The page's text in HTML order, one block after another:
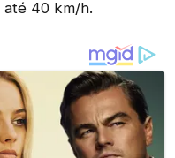
até 40 km/h.